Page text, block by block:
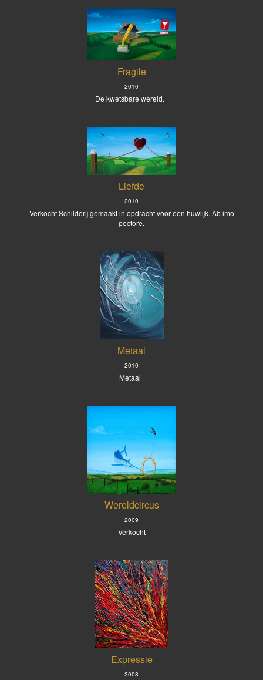
Fragile
2010
De kwetsbare wereld.
Liefde
2010
Verkocht Schilderij gemaakt in opdracht voor een huwlijk. Ab imo
pectore.
Metaal
2010
Metaal
Wereldcircus
2009
Verkocht
Expressie
2008